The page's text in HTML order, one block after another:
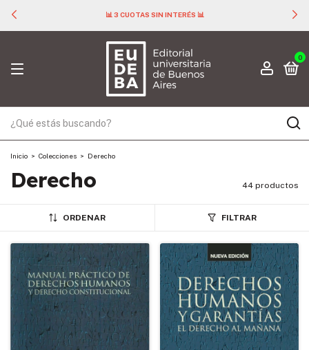
📊 3 CUOTAS SIN INTERÉS 📊
0
Inicio > Colecciones > Derecho
Derecho 44 productos
ORDENAR FILTRAR